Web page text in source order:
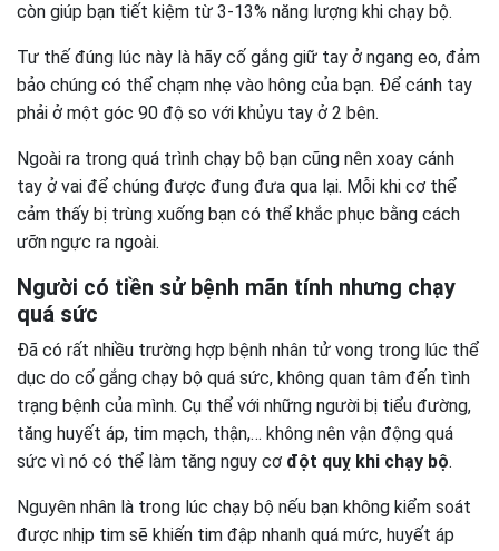
còn giúp bạn tiết kiệm từ 3-13% năng lượng khi chạy bộ.
Tư thế đúng lúc này là hãy cố gắng giữ tay ở ngang eo, đảm
bảo chúng có thể chạm nhẹ vào hông của bạn. Để cánh tay
phải ở một góc 90 độ so với khủyu tay ở 2 bên.
Ngoài ra trong quá trình chạy bộ bạn cũng nên xoay cánh
tay ở vai để chúng được đung đưa qua lại. Mỗi khi cơ thể
cảm thấy bị trùng xuống bạn có thể khắc phục bằng cách
ưỡn ngực ra ngoài.
Người có tiền sử bệnh mãn tính nhưng chạy
quá sức
Đã có rất nhiều trường hợp bệnh nhân tử vong trong lúc thể
dục do cố gắng chạy bộ quá sức, không quan tâm đến tình
trạng bệnh của mình. Cụ thể với những người bị tiểu đường,
tăng huyết áp, tim mạch, thận,… không nên vận động quá
sức vì nó có thể làm tăng nguy cơ đột quỵ khi chạy bộ.
Nguyên nhân là trong lúc chạy bộ nếu bạn không kiểm soát
được nhịp tim sẽ khiến tim đập nhanh quá mức, huyết áp